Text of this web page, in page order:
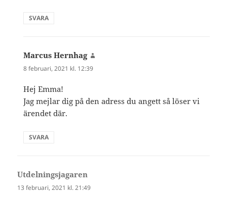
SVARA
Marcus Hernhag
8 februari, 2021 kl. 12:39
Hej Emma!
Jag mejlar dig på den adress du angett så löser vi
ärendet där.
SVARA
Utdelningsjagaren
13 februari, 2021 kl. 21:49